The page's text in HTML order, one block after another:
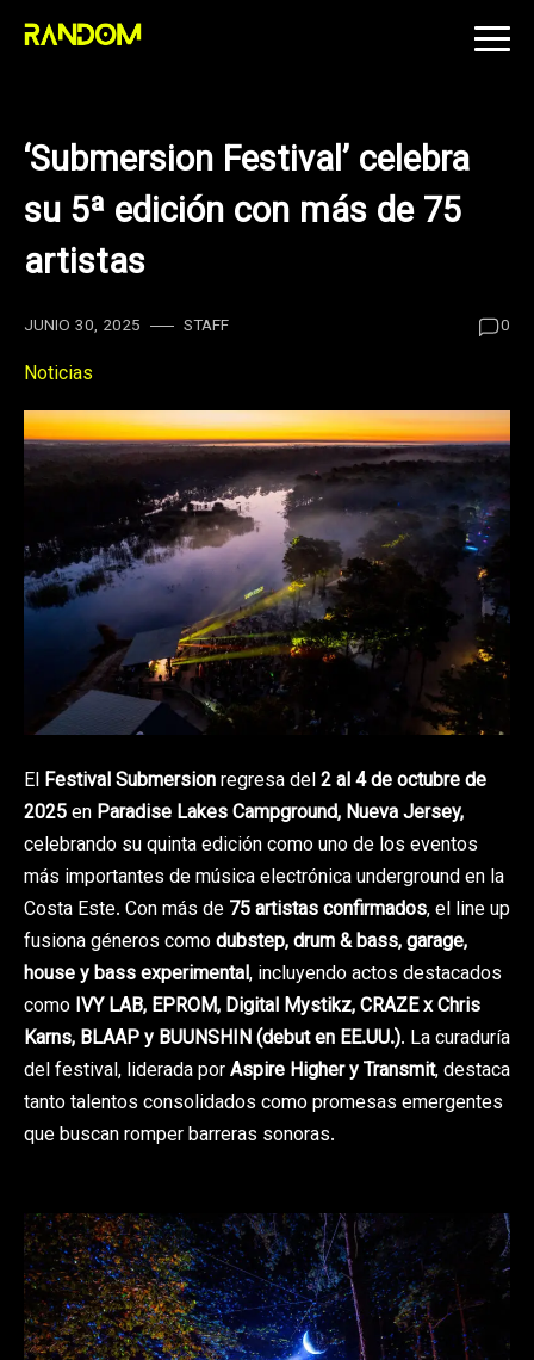
Skip
‘Submersion Festival’ celebra
su 5ª edición con más de 75
artistas
JUNIO 30, 2025 STAFF 0
Noticias
El Festival Submersionregresa del2 al 4 de octubre de
2025en Paradise Lakes Campground, Nueva Jersey,
celebrando su quinta edición como uno de los eventos
más importantes de música electrónica underground en la
Costa Este. Con más de 75 artistas confirmados, el line up
fusiona géneros comodubstep, drum & bass, garage,
house y bass experimental, incluyendo actos destacados
como IVY LAB, EPROM, Digital Mystikz, CRAZE x Chris
Karns, BLAAP y BUUNSHIN (debut en EE.UU.). La curaduría
del festival, liderada porAspire Higher y Transmit, destaca
tanto talentos consolidados como promesas emergentes
que buscan romper barreras sonoras.